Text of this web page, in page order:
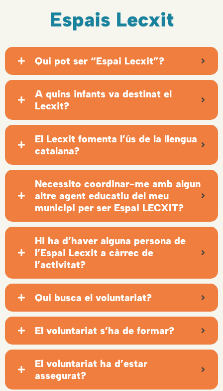
Espais Lecxit
Qui pot ser “Espai Lecxit”?
A quins infants va destinat el
Lecxit?
El Lecxit fomenta l’ús de la llengua
catalana?
Necessito coordinar-me amb algun
altre agent educatiu del meu
municipi per ser Espai LECXIT?
Hi ha d’haver alguna persona de
l’Espai Lecxit a càrrec de
l’activitat?
Qui busca el voluntariat?
El voluntariat s’ha de formar?
El voluntariat ha d’estar
assegurat?